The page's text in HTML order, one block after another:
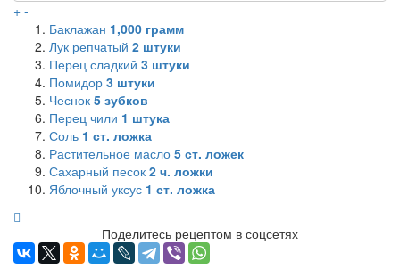
+ -
Баклажан 1,000 грамм
Лук репчатый 2 штуки
Перец сладкий 3 штуки
Помидор 3 штуки
Чеснок 5 зубков
Перец чили 1 штука
Соль 1 ст. ложка
Растительное масло 5 ст. ложек
Сахарный песок 2 ч. ложки
Яблочный уксус 1 ст. ложка
Поделитесь рецептом в соцсетях